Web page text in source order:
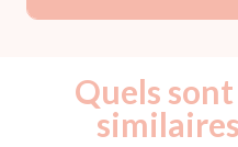
Quels